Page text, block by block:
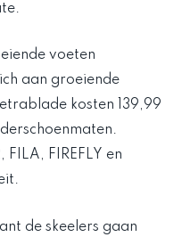
voeten
aan groeiende
kosten 139,99
FIREFLY en
de skeelers gaan